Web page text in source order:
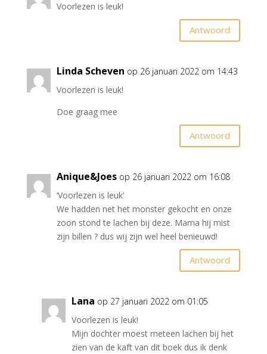
Voorlezen is leuk!
Antwoord
Linda Scheven op 26 januari 2022 om 14:43
Voorlezen is leuk!
Doe graag mee
Antwoord
Anique&Joes op 26 januari 2022 om 16:08
‘Voorlezen is leuk’
We hadden net het monster gekocht en onze
zoon stond te lachen bij deze. Mama hij mist
zijn billen ? dus wij zijn wel heel benieuwd!
Antwoord
Lana op 27 januari 2022 om 01:05
Voorlezen is leuk!
Mijn dochter moest meteen lachen bij het
zien van de kaft van dit boek dus ik denk